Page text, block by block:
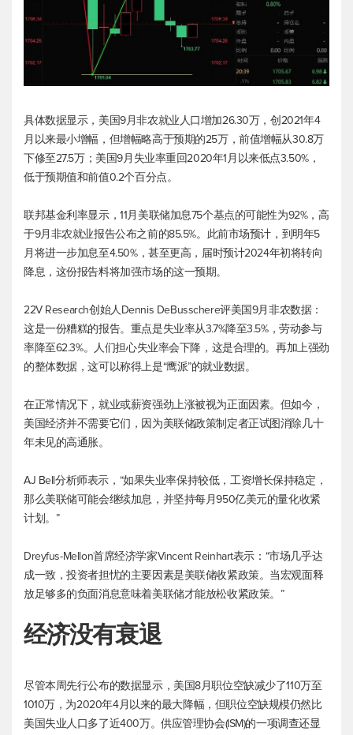
具体数据显示，美国9月非农就业人口增加26.30万，创2021年4
月以来最小增幅，但增幅略高于预期的25万，前值增幅从30.8万
下修至27.5万；美国9月失业率重回2020年1月以来低点3.50%，
低于预期值和前值0.2个百分点。
联邦基金利率显示，11月美联储加息75个基点的可能性为92%，高
于9月非农就业报告公布之前的85.5%。此前市场预计，到明年5
月将进一步加息至4.50%，甚至更高，届时预计2024年初将转向
降息，这份报告料将加强市场的这一预期。
22V Research创始人Dennis DeBusschere评美国9月非农数据：
这是一份糟糕的报告。重点是失业率从3.7%降至3.5%，劳动参与
率降至62.3%。人们担心失业率会下降，这是合理的。再加上强劲
的整体数据，这可以称得上是“鹰派”的就业数据。
在正常情况下，就业或薪资强劲上涨被视为正面因素。但如今，
美国经济并不需要它们，因为美联储政策制定者正试图消除几十
年未见的高通胀。
AJ Bell分析师表示，“如果失业率保持较低，工资增长保持稳定，
那么美联储可能会继续加息，并坚持每月950亿美元的量化收紧
计划。”
Dreyfus-Mellon首席经济学家Vincent Reinhart表示：“市场几乎达
成一致，投资者担忧的主要因素是美联储收紧政策。当宏观面释
放足够多的负面消息意味着美联储才能放松收紧政策。”
经济没有衰退
尽管本周先行公布的数据显示，美国8月职位空缺减少了110万至
1010万，为2020年4月以来的最大降幅，但职位空缺规模仍然比
美国失业人口多了近400万。供应管理协会(ISM)的一项调查还显